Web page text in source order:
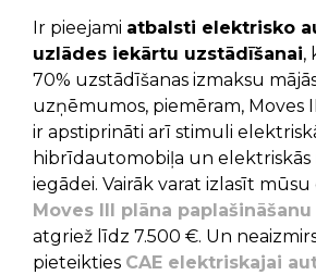
Ir pieejami atbalsti elektrisko
uzlādes iekārtu uzstādīšanai,
70% uzstādīšanas izmaksu
uzņēmumos, piemēram, Moves
ir apstiprināti arī stimuli
hibrīdautomobiļa un elektriskās
iegādei. Vairāk varat izlasīt
Moves III plāna paplašināšanu
atgriež līdz 7.500 €. Un
pieteikties CAE elektriskajai